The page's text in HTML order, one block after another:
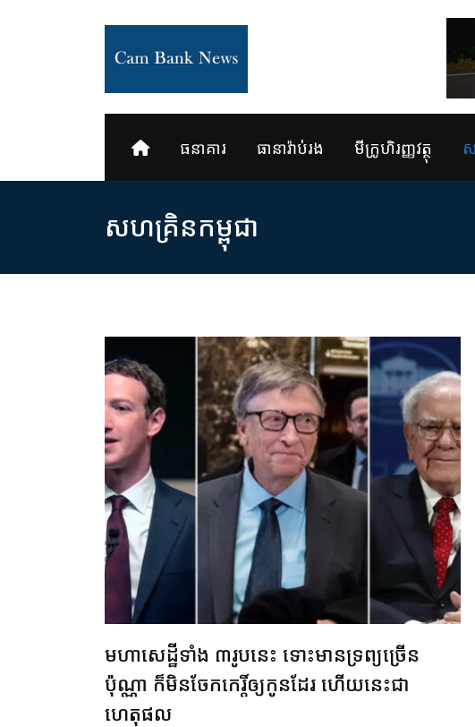
ធនាគារ ធានារ៉ាប់រង មីក្រូហិរញ្ញវត្ថុ
សហគ្រិនកម្ពុជា
មហាសេដ្ឋីទាំង ៣រូបនេះ ទោះមានទ្រព្យច្រើន
ប៉ុណ្ណា ក៏មិនចែកកេរ្តិ៍ឲ្យកូនដែរ ហើយនេះជា
ហេតុផល